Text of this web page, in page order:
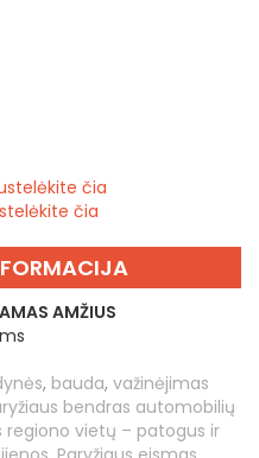
čia
čia
AMŽIUS
, bauda, važinėjimas
bendras automobilių
regiono vietų – patogus ir